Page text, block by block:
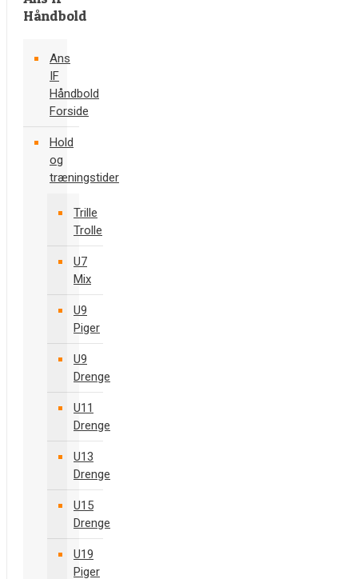
Håndbold
Ans
IF
Håndbold
Forside
Hold
og
træningstider
Trille
Trolle
U7
Mix
U9
Piger
U9
Drenge
U11
Drenge
U13
Drenge
U15
Drenge
U19
Piger